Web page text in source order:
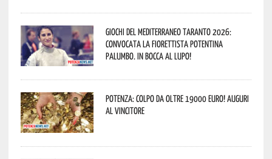
Giochi del Mediterraneo Taranto 2026:
convocata la fiorettista potentina
Palumbo. In bocca al lupo!
Potenza: colpo da oltre 19000 Euro! Auguri
al vincitore